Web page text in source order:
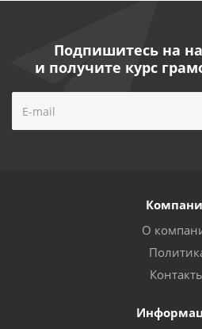
Подпишитесь на
и получите курс
О